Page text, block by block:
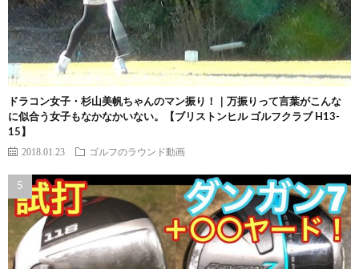
ドラコン女子・杉山美帆ちゃんのマン振り！｜万振りって言葉がこんな
に似合う女子もなかなかいない。【ブリストンヒル ゴルフクラブ H13-
15】
2018.01.23 ゴルフのラウンド動画